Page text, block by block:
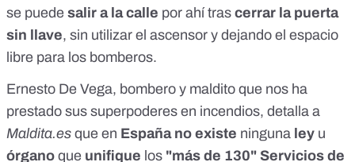
se puede salir a la calle por ahí tras cerrar la puerta
sin llave, sin utilizar el ascensor y dejando el espacio
libre para los bomberos.
Ernesto De Vega, bombero y maldito que nos ha
prestado sus superpoderes en incendios, detalla a
Maldita.es que en España no existe ninguna ley u
órgano que unifique los "más de 130" Servicios de